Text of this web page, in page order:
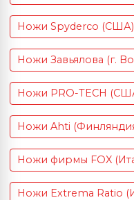
Ножи Spyderco (США)
Ножи Завьялова (г.
Ножи PRO-TECH
Ножи Ahti
Ножи фирмы FOX
Ножи Extrema Ratio